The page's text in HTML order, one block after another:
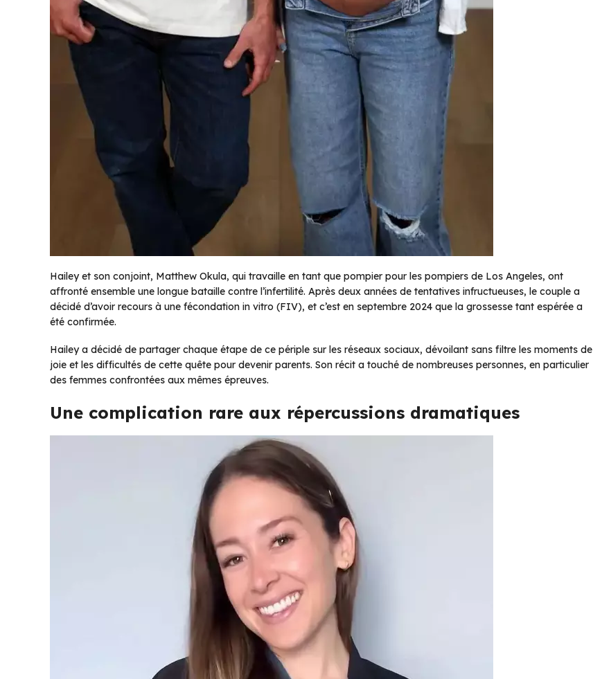
Hailey et son conjoint, Matthew Okula, qui travaille en tant que pompier pour les pompiers de Los Angeles, ont
affronté ensemble une longue bataille contre l’infertilité. Après deux années de tentatives infructueuses, le couple a
décidé d’avoir recours à une fécondation in vitro (FIV), et c’est en septembre 2024 que la grossesse tant espérée a
été confirmée.
Hailey a décidé de partager chaque étape de ce périple sur les réseaux sociaux, dévoilant sans filtre les moments de
joie et les difficultés de cette quête pour devenir parents. Son récit a touché de nombreuses personnes, en particulier
des femmes confrontées aux mêmes épreuves.
Une complication rare aux répercussions dramatiques